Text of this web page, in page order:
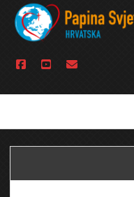
facebook
youtubeemail